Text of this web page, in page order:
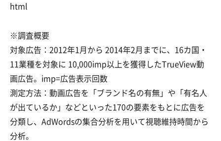
html
※調査概要
対象広告：2012年1月から 2014年2月までに、16カ国・
11業種を対象に 10,000imp以上を獲得したTrueView動
画広告。imp=広告表示回数
測定方法：動画広告を「ブランド名の有無」や「有名人
が出ているか」などといった170の要素をもとに広告を
分類し、AdWordsの集合分析を用いて視聴維持時間から
分析。